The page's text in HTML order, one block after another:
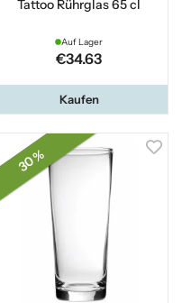
Tattoo Rührglas 65 cl
Auf Lager
€34.63
Kaufen
30 %